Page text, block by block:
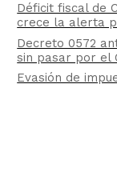
Déficit fiscal de
crece la alerta
Decreto 0572
sin pasar por el
Evasión de